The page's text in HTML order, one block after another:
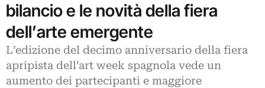
bilancio e le novità della fiera
dell’arte emergente
L’edizione del decimo anniversario della fiera
apripista dell’art week spagnola vede un
aumento dei partecipanti e maggiore